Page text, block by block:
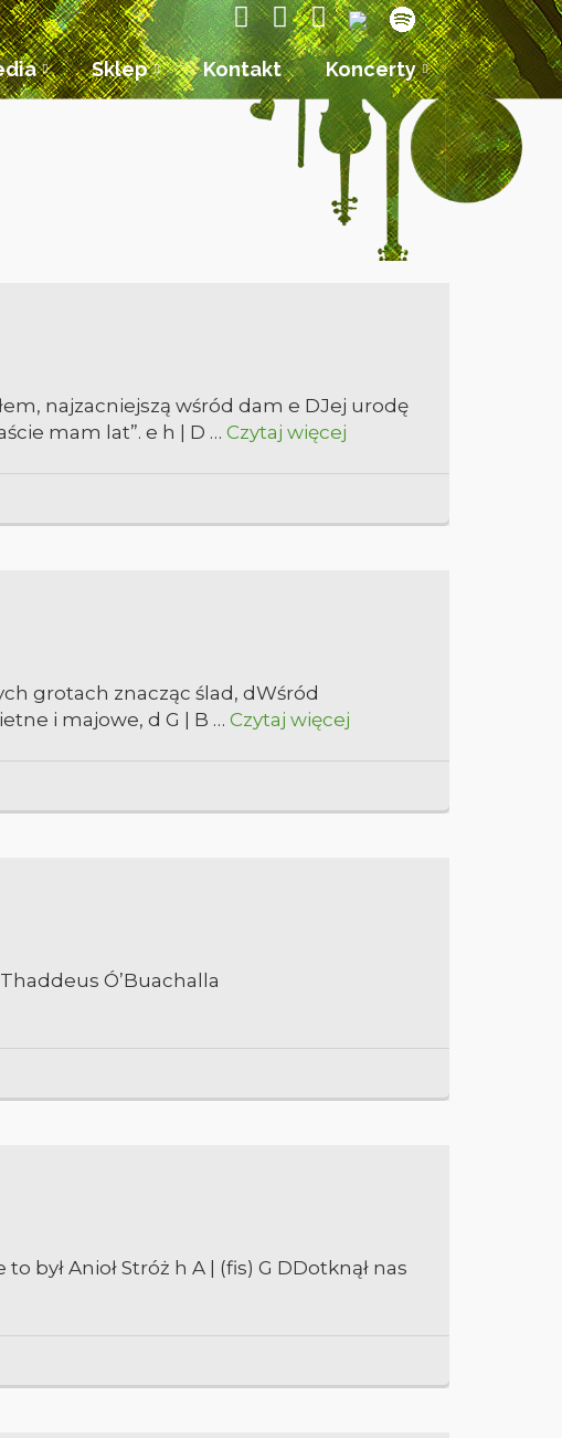
Sklep Kontakt Koncerty
najzacniejszą wśród dam e DJej urodę
mam lat”. e h | D … Czytaj więcej
grotach znacząc ślad, dWśród
i majowe, d G | B … Czytaj więcej
Ó’Buachalla
był Anioł Stróż h A | (fis) G DDotknął nas